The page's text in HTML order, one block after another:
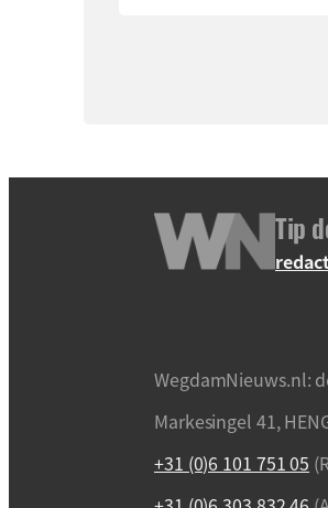
Tip
WegdamNieuws.nl:
Markesingel 41,
+31 (0)6 101 751 05